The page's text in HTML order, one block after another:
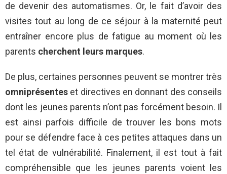
de devenir des automatismes. Or, le fait d’avoir des
visites tout au long de ce séjour à la maternité peut
entraîner encore plus de fatigue au moment où les
parents cherchent leurs marques.
De plus, certaines personnes peuvent se montrer très
omniprésentes et directives en donnant des conseils
dont les jeunes parents n’ont pas forcément besoin. Il
est ainsi parfois difficile de trouver les bons mots
pour se défendre face à ces petites attaques dans un
tel état de vulnérabilité. Finalement, il est tout à fait
compréhensible que les jeunes parents voient les